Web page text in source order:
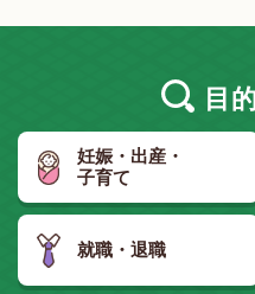
目的
妊娠・出産・
子育て
就職・退職